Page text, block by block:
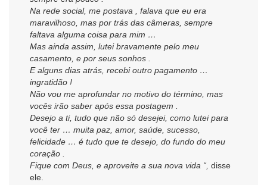
Na rede social, me postava , falava que eu era
maravilhoso, mas por trás das câmeras, sempre
faltava alguma coisa para mim …
Mas ainda assim, lutei bravamente pelo meu
casamento, e por seus sonhos .
E alguns dias atrás, recebi outro pagamento …
ingratidão !
Não vou me aprofundar no motivo do término, mas
vocês irão saber após essa postagem .
Desejo a ti, tudo que não só desejei, como lutei para
você ter … muita paz, amor, saúde, sucesso,
felicidade … é tudo que te desejo, do fundo do meu
coração .
Fique com Deus, e aproveite a sua nova vida “, disse
ele.